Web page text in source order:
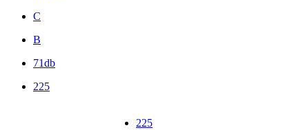
C
B
71db
225
225